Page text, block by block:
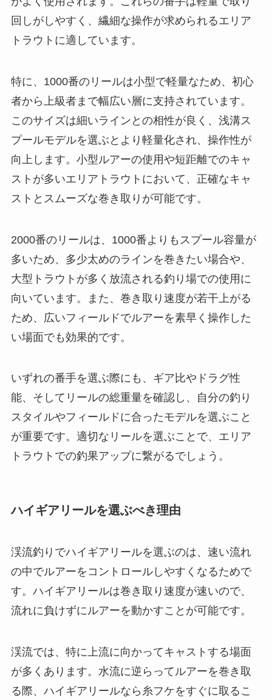
回しがしやすく、繊細な操作が求められるエリア
トラウトに適しています。
特に、1000番のリールは小型で軽量なため、初心
者から上級者まで幅広い層に支持されています。
このサイズは細いラインとの相性が良く、浅溝ス
プールモデルを選ぶとより軽量化され、操作性が
向上します。小型ルアーの使用や短距離でのキャ
ストが多いエリアトラウトにおいて、正確なキャ
ストとスムーズな巻き取りが可能です。
2000番のリールは、1000番よりもスプール容量が
多いため、多少太めのラインを巻きたい場合や、
大型トラウトが多く放流される釣り場での使用に
向いています。また、巻き取り速度が若干上がる
ため、広いフィールドでルアーを素早く操作した
い場面でも効果的です。
いずれの番手を選ぶ際にも、ギア比やドラグ性
能、そしてリールの総重量を確認し、自分の釣り
スタイルやフィールドに合ったモデルを選ぶこと
が重要です。適切なリールを選ぶことで、エリア
トラウトでの釣果アップに繋がるでしょう。
ハイギアリールを選ぶべき理由
渓流釣りでハイギアリールを選ぶのは、速い流れ
の中でルアーをコントロールしやすくなるためで
す。ハイギアリールは巻き取り速度が速いので、
流れに負けずにルアーを動かすことが可能です。
渓流では、特に上流に向かってキャストする場面
が多くあります。水流に逆らってルアーを巻き取
る際、ハイギアリールなら糸フケをすぐに取るこ